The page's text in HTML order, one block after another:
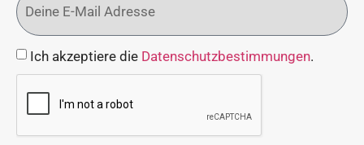
Ich akzeptiere die Datenschutzbestimmungen.